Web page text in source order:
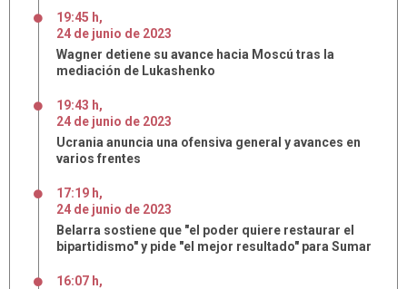
19:45 h,
24 de junio de 2023
Wagner detiene su avance hacia Moscú tras la
mediación de Lukashenko
19:43 h,
24 de junio de 2023
Ucrania anuncia una ofensiva general y avances en
varios frentes
17:19 h,
24 de junio de 2023
Belarra sostiene que "el poder quiere restaurar el
bipartidismo" y pide "el mejor resultado" para Sumar
16:07 h,